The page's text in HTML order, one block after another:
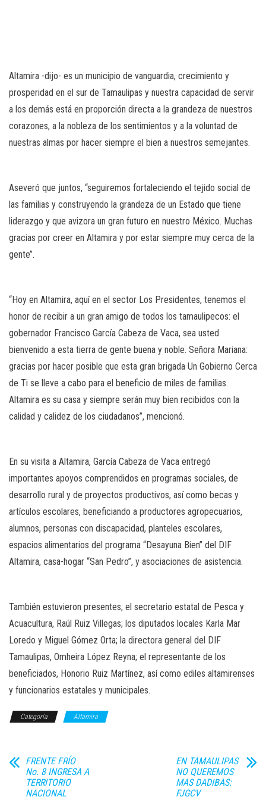
Altamira -dijo- es un municipio de vanguardia, crecimiento y
prosperidad en el sur de Tamaulipas y nuestra capacidad de servir
a los demás está en proporción directa a la grandeza de nuestros
corazones, a la nobleza de los sentimientos y a la voluntad de
nuestras almas por hacer siempre el bien a nuestros semejantes.
Aseveró que juntos, “seguiremos fortaleciendo el tejido social de
las familias y construyendo la grandeza de un Estado que tiene
liderazgo y que avizora un gran futuro en nuestro México. Muchas
gracias por creer en Altamira y por estar siempre muy cerca de la
gente’’.
“Hoy en Altamira, aquí en el sector Los Presidentes, tenemos el
honor de recibir a un gran amigo de todos los tamaulipecos: el
gobernador Francisco García Cabeza de Vaca, sea usted
bienvenido a esta tierra de gente buena y noble. Señora Mariana:
gracias por hacer posible que esta gran brigada Un Gobierno Cerca
de Ti se lleve a cabo para el beneficio de miles de familias.
Altamira es su casa y siempre serán muy bien recibidos con la
calidad y calidez de los ciudadanos’’, mencionó.
En su visita a Altamira, García Cabeza de Vaca entregó
importantes apoyos comprendidos en programas sociales, de
desarrollo rural y de proyectos productivos, así como becas y
artículos escolares, beneficiando a productores agropecuarios,
alumnos, personas con discapacidad, planteles escolares,
espacios alimentarios del programa “Desayuna Bien’’ del DIF
Altamira, casa-hogar “San Pedro’’, y asociaciones de asistencia.
También estuvieron presentes, el secretario estatal de Pesca y
Acuacultura, Raúl Ruiz Villegas; los diputados locales Karla Mar
Loredo y Miguel Gómez Orta; la directora general del DIF
Tamaulipas, Omheira López Reyna; el representante de los
beneficiados, Honorio Ruiz Martínez, así como ediles altamirenses
y funcionarios estatales y municipales.
Categoría Altamira
FRENTE FRÍO
No. 8 INGRESA A
TERRITORIO
NACIONAL
EN TAMAULIPAS
NO QUEREMOS
MAS DADIBAS:
FJGCV